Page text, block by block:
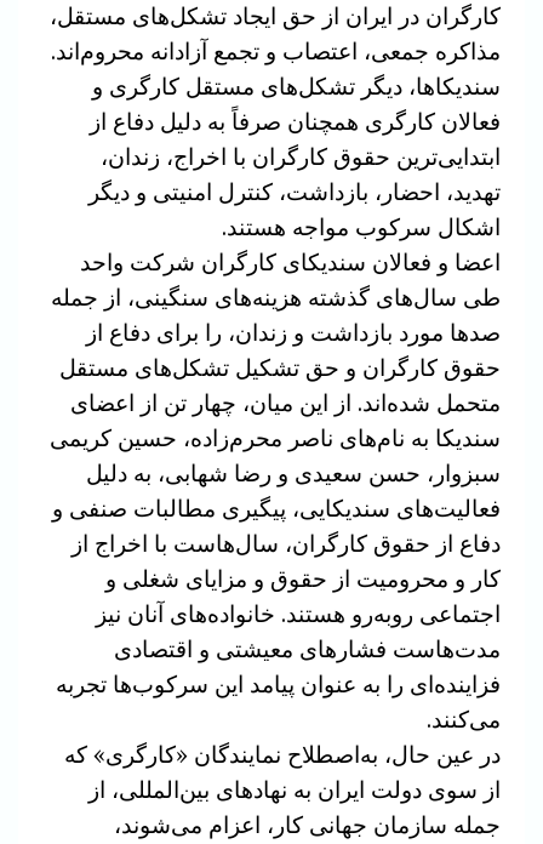
کارگران در ایران از حق ایجاد تشکل‌های مستقل،
مذاکره جمعی، اعتصاب و تجمع آزادانه محروم‌اند.
سندیکاها، دیگر تشکل‌های مستقل کارگری و
فعالان کارگری همچنان صرفاً به دلیل دفاع از
ابتدایی‌ترین حقوق کارگران با اخراج، زندان،
تهدید، احضار، بازداشت، کنترل امنیتی و دیگر
اشکال سرکوب مواجه هستند.
اعضا و فعالان سندیکای کارگران شرکت واحد
طی سال‌های گذشته هزینه‌های سنگینی، از جمله
صدها مورد بازداشت و زندان، را برای دفاع از
حقوق کارگران و حق تشکیل تشکل‌های مستقل
متحمل شده‌اند. از این میان، چهار تن از اعضای
سندیکا به نام‌های ناصر محرم‌زاده، حسین کریمی
سبزوار، حسن سعیدی و رضا شهابی، به دلیل
فعالیت‌های سندیکایی، پیگیری مطالبات صنفی و
دفاع از حقوق کارگران، سال‌هاست با اخراج از
کار و محرومیت از حقوق و مزایای شغلی و
اجتماعی روبه‌رو هستند. خانواده‌های آنان نیز
مدت‌هاست فشارهای معیشتی و اقتصادی
فزاینده‌ای را به عنوان پیامد این سرکوب‌ها تجربه
می‌کنند.
در عین حال، به‌اصطلاح نمایندگان «کارگری» که
از سوی دولت ایران به نهادهای بین‌المللی، از
جمله سازمان جهانی کار، اعزام می‌شوند،